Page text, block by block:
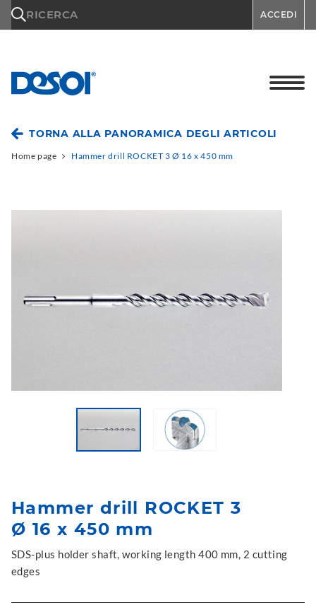
RICERCA ACCEDI
TORNA ALLA PANORAMICA DEGLI ARTICOLI
Home page Hammer drill ROCKET 3 Ø 16 x 450 mm
Hammer drill ROCKET 3
Ø 16 x 450 mm
SDS-plus holder shaft, working length 400 mm, 2 cutting
edges